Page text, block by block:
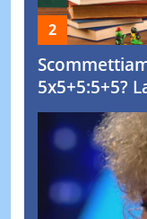
5x5+5:5+5?